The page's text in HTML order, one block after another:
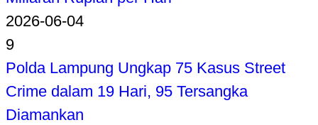
2026-06-04
9
Polda Lampung Ungkap 75 Kasus Street
Crime dalam 19 Hari, 95 Tersangka
Diamankan